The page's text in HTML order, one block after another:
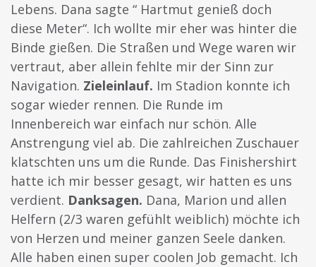
Lebens. Dana sagte “ Hartmut genieß doch
diese Meter“. Ich wollte mir eher was hinter die
Binde gießen. Die Straßen und Wege waren wir
vertraut, aber allein fehlte mir der Sinn zur
Navigation. Zieleinlauf. Im Stadion konnte ich
sogar wieder rennen. Die Runde im
Innenbereich war einfach nur schön. Alle
Anstrengung viel ab. Die zahlreichen Zuschauer
klatschten uns um die Runde. Das Finishershirt
hatte ich mir besser gesagt, wir hatten es uns
verdient. Danksagen. Dana, Marion und allen
Helfern (2/3 waren gefühlt weiblich) möchte ich
von Herzen und meiner ganzen Seele danken.
Alle haben einen super coolen Job gemacht. Ich